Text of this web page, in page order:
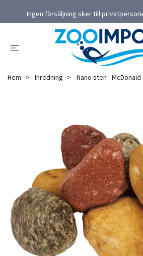
Ingen försäljning sker till
Hem Inredning Nano sten -